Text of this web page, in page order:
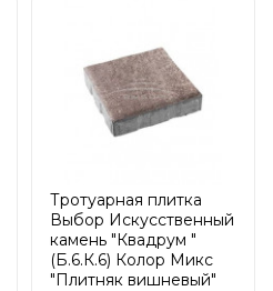
Тротуарная плитка
Выбор Искусственный
камень "Квадрум "
(Б.6.К.6) Колор Микс
"Плитняк вишневый"